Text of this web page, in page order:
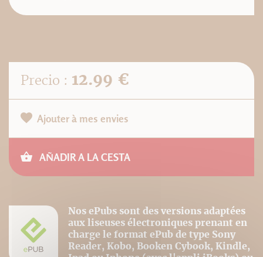
Precio : 12.99 €
Ajouter à mes envies
AÑADIR A LA CESTA
Nos ePubs sont des versions adaptées
aux liseuses électroniques prenant en
charge le format ePub de type Sony
Reader, Kobo, Booken Cybook, Kindle,